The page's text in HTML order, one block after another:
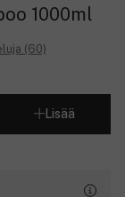
1000ml
(60)
Lisää